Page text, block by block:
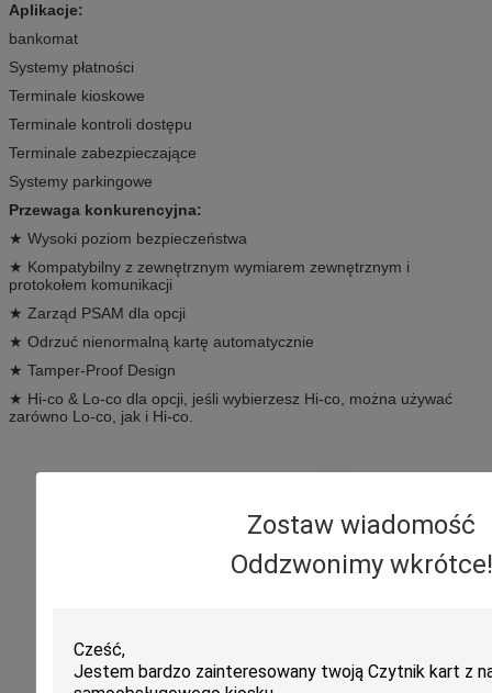
Zostaw wiadomość
Oddzwonimy wkrótce!
Aplikacje:
bankomat
Systemy płatności
Terminale kioskowe
Terminale kontroli dostępu
Terminale zabezpieczające
Systemy parkingowe
Przewaga konkurencyjna:
★ Wysoki poziom bezpieczeństwa
★ Kompatybilny z zewnętrznym wymiarem zewnętrznym i
protokołem komunikacji
★ Zarząd PSAM dla opcji
★ Odrzuć nienormalną kartę automatycznie
★ Tamper-Proof Design
★ Hi-co & Lo-co dla opcji, jeśli wybierzesz Hi-co, można używać
zarówno Lo-co, jak i Hi-co.